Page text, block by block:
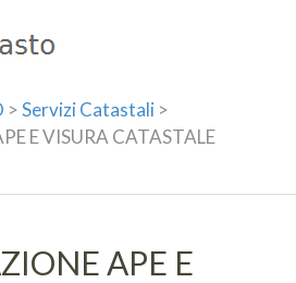
>Servizi Catastali >
E VISURA CATASTALE
APE E